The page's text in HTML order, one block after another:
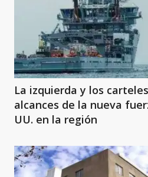
La izquierda y los
alcances de la nueva
UU. en la región